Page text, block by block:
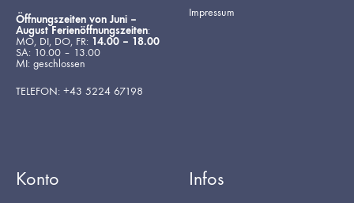
Öffnungszeiten von Juni –
August Ferienöffnungszeiten:
MO, DI, DO, FR: 14.00 – 18.00
SA: 10.00 – 13.00
MI: geschlossen
TELEFON: +43 5224 67198
Impressum
Konto Infos